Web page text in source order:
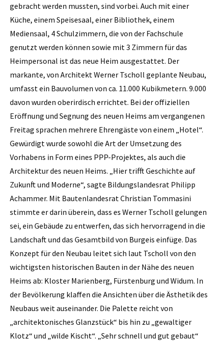
gebracht werden mussten, sind vorbei. Auch mit einer
Küche, einem Speisesaal, einer Bibliothek, einem
Mediensaal, 4 Schulzimmern, die von der Fachschule
genutzt werden können sowie mit 3 Zimmern für das
Heimpersonal ist das neue Heim ausgestattet. Der
markante, von Architekt Werner Tscholl geplante Neubau,
umfasst ein Bauvolumen von ca. 11.000 Kubikmetern. 9.000
davon wurden oberirdisch errichtet. Bei der offiziellen
Eröffnung und Segnung des neuen Heims am vergangenen
Freitag sprachen mehrere Ehrengäste von einem „Hotel“.
Gewürdigt wurde sowohl die Art der Umsetzung des
Vorhabens in Form eines PPP-Projektes, als auch die
Architektur des neuen Heims. „Hier trifft Geschichte auf
Zukunft und Moderne“, sagte Bildungslandesrat Philipp
Achammer. Mit Bautenlandesrat Christian Tommasini
stimmte er darin überein, dass es Werner Tscholl gelungen
sei, ein Gebäude zu entwerfen, das sich hervorragend in die
Landschaft und das Gesamtbild von Burgeis einfüge. Das
Konzept für den Neubau leitet sich laut Tscholl von den
wichtigsten historischen Bauten in der Nähe des neuen
Heims ab: Kloster Marienberg, Fürstenburg und Widum. In
der Bevölkerung klaffen die Ansichten über die Ästhetik des
Neubaus weit auseinander. Die Palette reicht von
„architektonisches Glanzstück“ bis hin zu „gewaltiger
Klotz“ und „wilde Kischt“. „Sehr schnell und gut gebaut“